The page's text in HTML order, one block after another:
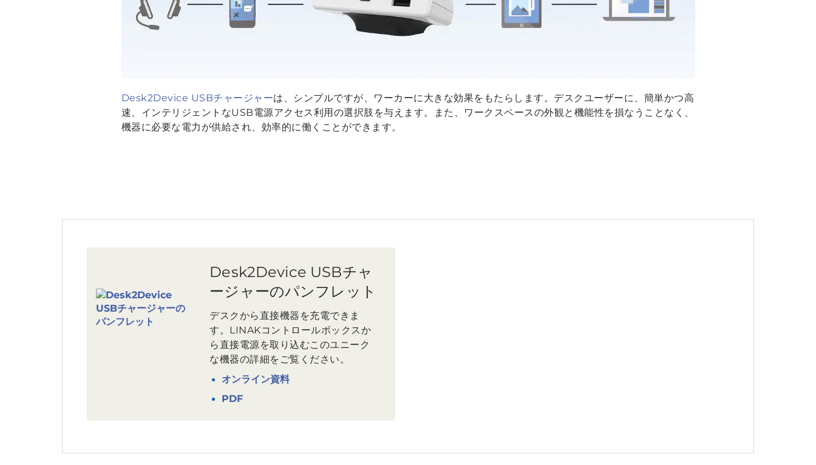
Desk2Device USBチャージャーは、シンプルですが、ワーカーに大きな効果をもたらします。デスクユーザーに、簡単かつ高
速、インテリジェントなUSB電源アクセス利用の選択肢を与えます。また、ワークスペースの外観と機能性を損なうことなく、
機器に必要な電力が供給され、効率的に働くことができます。
Desk2Device USBチャ
ージャーのパンフレット
デスクから直接機器を充電できま
す。LINAKコントロールボックスか
ら直接電源を取り込むこのユニーク
な機器の詳細をご覧ください。
オンライン資料
PDF